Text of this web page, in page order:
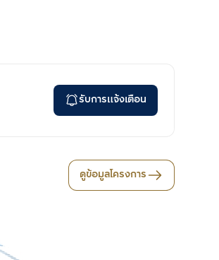
รับการแจ้งเตือน
ดูข้อมูลโครงการ